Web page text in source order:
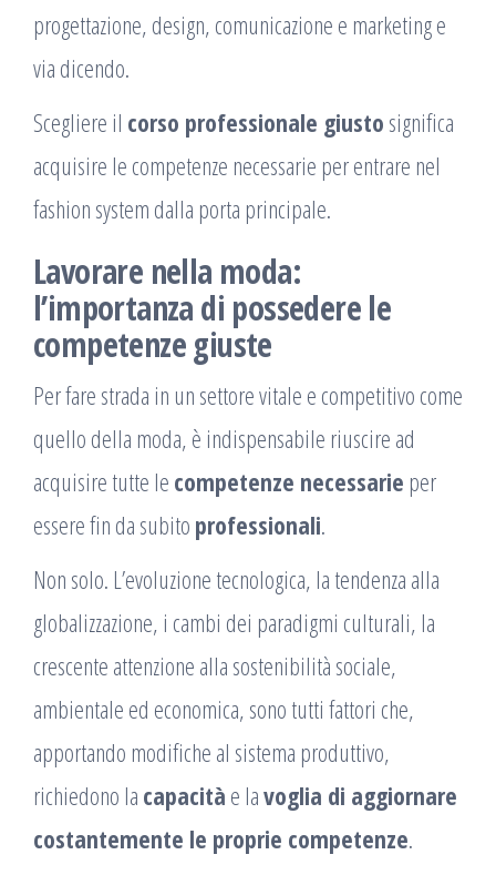
progettazione, design, comunicazione e marketing e
via dicendo.
Scegliere il corso professionale giusto significa
acquisire le competenze necessarie per entrare nel
fashion system dalla porta principale.
Lavorare nella moda:
l’importanza di possedere le
competenze giuste
Per fare strada in un settore vitale e competitivo come
quello della moda, è indispensabile riuscire ad
acquisire tutte le competenze necessarie per
essere fin da subito professionali.
Non solo. L’evoluzione tecnologica, la tendenza alla
globalizzazione, i cambi dei paradigmi culturali, la
crescente attenzione alla sostenibilità sociale,
ambientale ed economica, sono tutti fattori che,
apportando modifiche al sistema produttivo,
richiedono la capacità e lavoglia di aggiornare
costantemente le proprie competenze.